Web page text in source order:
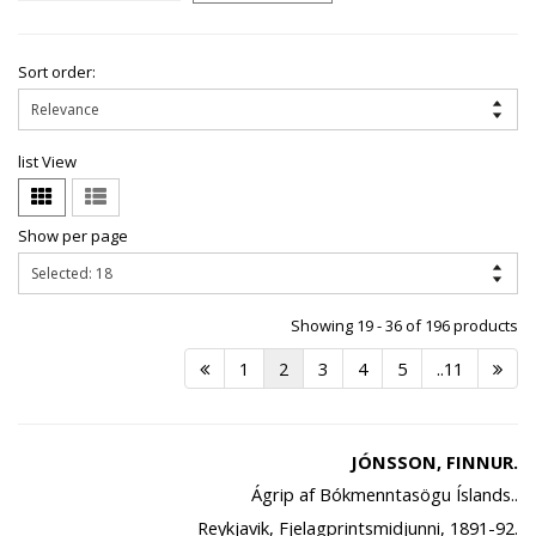
Sort order:
list View
Show per page
Showing 19 - 36 of 196 products
1 2 3 4 5 ..11
JÓNSSON, FINNUR.
Ágrip af Bókmenntasögu Íslands..
Reykjavik, Fjelagprintsmidjunni, 1891-92.